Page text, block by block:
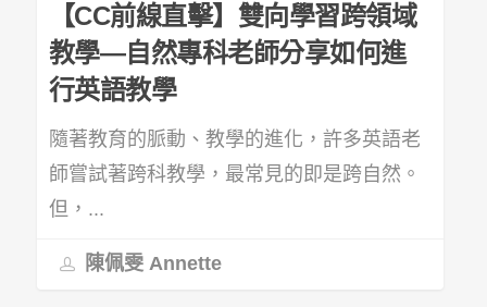
【CC前線直擊】雙向學習跨領域
教學—自然專科老師分享如何進
行英語教學
隨著教育的脈動、教學的進化，許多英語老
師嘗試著跨科教學，最常見的即是跨自然。
但，...
陳佩雯 Annette